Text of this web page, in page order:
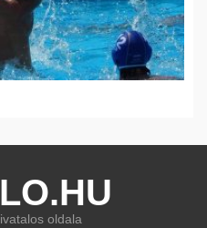
oldala